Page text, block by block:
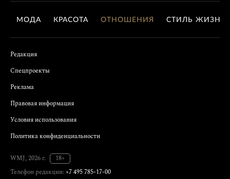
МОДА КРАСОТА ОТНОШЕНИЯ СТИЛЬ ЖИЗНИ
Редакция
Спецпроекты
Реклама
Правовая информация
Условия использования
Политика конфиденциальности
WMJ, 2026 г.
18+
Телефон редакции: +7 495 785-17-00